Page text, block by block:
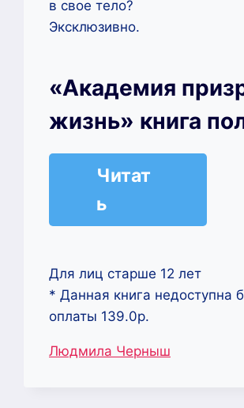
в свое тело?
Эксклюзивно.
«Академия
жизнь» книга
Читат
ь
Для лиц старше 12 лет
* Данная книга недоступна
оплаты 139.0р.
Метки
Людмила Черныш